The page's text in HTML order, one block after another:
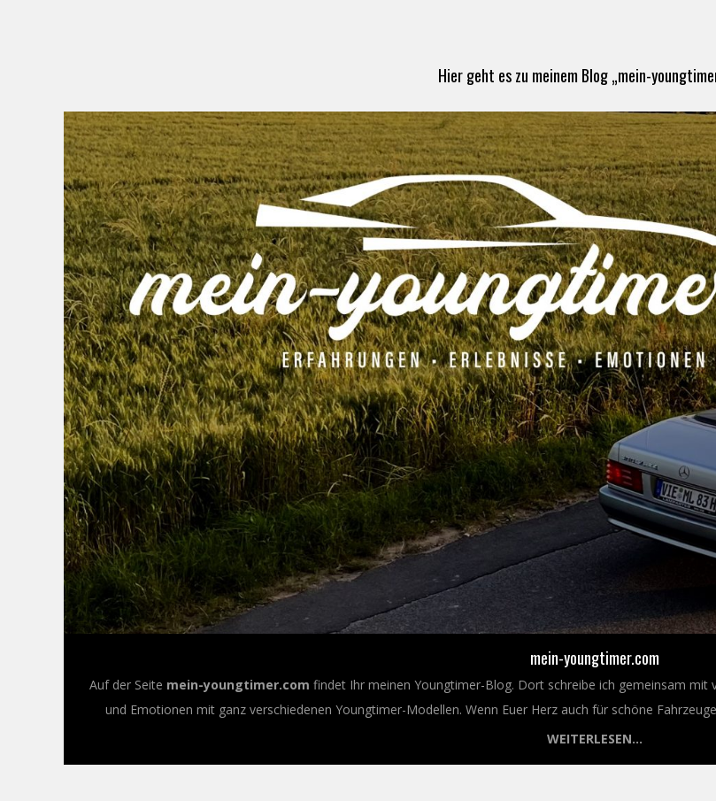
Hier geht es zu meinem Blog „mein-
mein-youngtimer.com
Auf der Seite mein-youngtimer.com findet Ihr meinen Youngtimer-Blog. Dort schreibe ich gemeinsam
und Emotionen mit ganz verschiedenen Youngtimer-Modellen. Wenn Euer Herz auch für schöne
WEITERLESEN...